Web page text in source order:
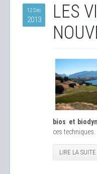
12 Déc
2013
LES
bios et
ces techniques.
LIRE LA SUITE